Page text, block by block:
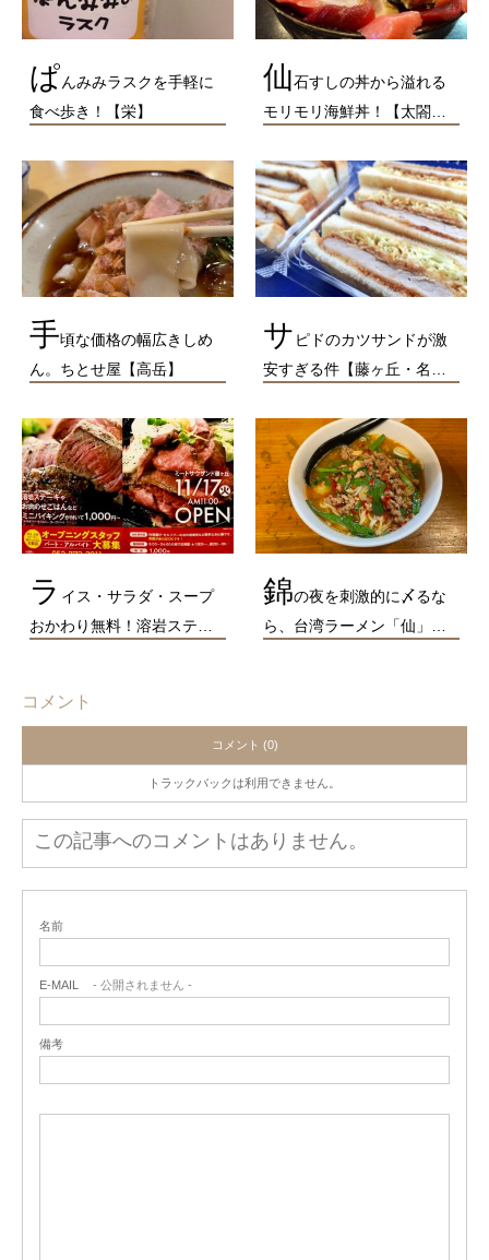
ぱんみみラスクを手軽に
食べ歩き！【栄】
仙石すしの丼から溢れる
モリモリ海鮮丼！【太閤…
手頃な価格の幅広きしめ
ん。ちとせ屋【高岳】
サ ピドのカツサンドが激
安すぎる件【藤ヶ丘・名…
ラ イス・サラダ・スープ
おかわり無料！溶岩ステ…
錦の夜を刺激的に〆るな
ら、台湾ラーメン「仙」…
コメント
コメント (0)
トラックバックは利用できません。
この記事へのコメントはありません。
名前
E-MAIL - 公開されません -
備考